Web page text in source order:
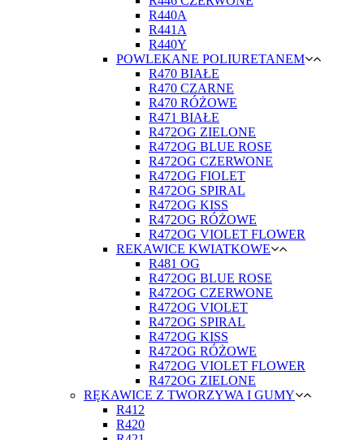
R440A
R441A
R440Y
POWLEKANE POLIURETANEM
R470 BIAŁE
R470 CZARNE
R470 RÓŻOWE
R471 BIAŁE
R472OG ZIELONE
R472OG BLUE ROSE
R472OG CZERWONE
R472OG FIOLET
R472OG SPIRAL
R472OG KISS
R472OG RÓŻOWE
R472OG VIOLET FLOWER
REKAWICE KWIATKOWE
R481 OG
R472OG BLUE ROSE
R472OG CZERWONE
R472OG VIOLET
R472OG SPIRAL
R472OG KISS
R472OG RÓŻOWE
R472OG VIOLET FLOWER
R472OG ZIELONE
RĘKAWICE Z TWORZYWA I GUMY
R412
R420